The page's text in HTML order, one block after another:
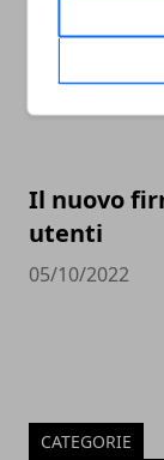
Il nuovo
utenti
05/10/2022
CATEGORIE